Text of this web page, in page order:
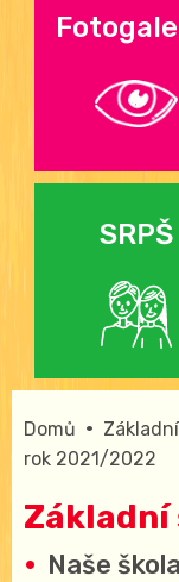
SRPŠ
Domů •
rok 2021/2022
Základní
Naše škola